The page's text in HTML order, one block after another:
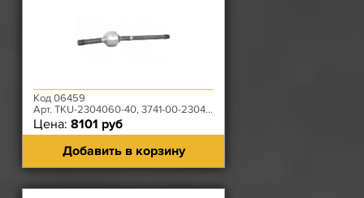
Код 06459
Арт. TKU-2304060-40, 3741-00-2304060-395
Цена: 8101 руб
Добавить в корзину